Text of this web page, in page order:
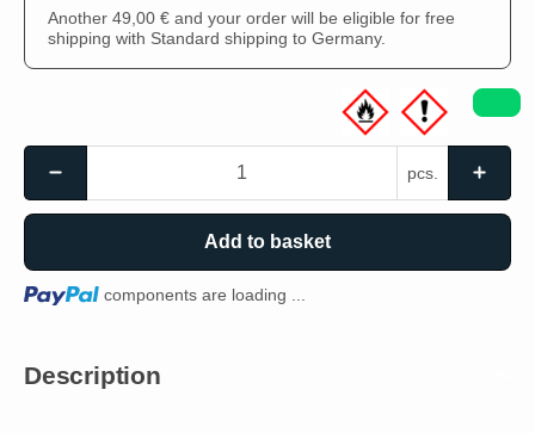
Another 49,00 € and your order will be eligible for free
shipping with Standard shipping to Germany.
pcs.
Add to basket
Loading... components are loading ...
Description